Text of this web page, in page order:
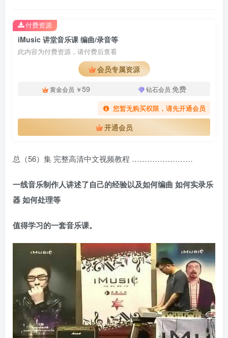
iMusic 讲堂音乐课 编曲/录音等
此内容为付费资源，请付费后查看
会员专属资源
黄金会员 ￥59 钻石会员 免费
您暂无购买权限，请先开通会员
开通会员
付费资源
总（56）集 完整高清中文视频教程 ……………………
一线音乐制作人讲述了自己的经验以及如何编曲 如何实录乐
器 如何处理等
值得学习的一套音乐课。